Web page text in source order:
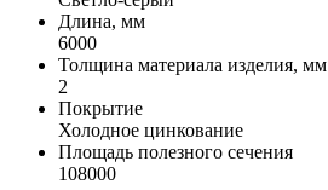
Длина, мм
6000
Толщина материала изделия, мм
2
Покрытие
Холодное цинкование
Площадь полезного сечения
108000